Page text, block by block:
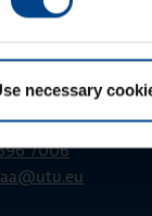
necessary
kautta.
7006